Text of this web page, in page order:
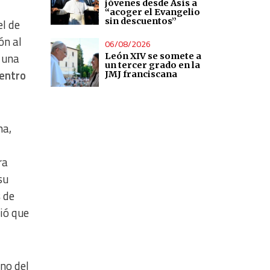
de
al
que
del
jóvenes desde Asís a
“acoger el Evangelio
sin descuentos”
06/08/2026
León XIV se somete a
un tercer grado en la
JMJ franciscana